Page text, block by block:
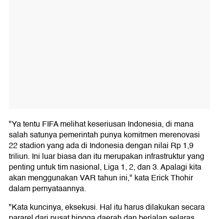
"Ya tentu FIFA melihat keseriusan Indonesia, di mana
salah satunya pemerintah punya komitmen merenovasi
22 stadion yang ada di Indonesia dengan nilai Rp 1,9
triliun. Ini luar biasa dan itu merupakan infrastruktur yang
penting untuk tim nasional, Liga 1, 2, dan 3. Apalagi kita
akan menggunakan VAR tahun ini," kata Erick Thohir
dalam pernyataannya.
"Kata kuncinya, eksekusi. Hal itu harus dilakukan secara